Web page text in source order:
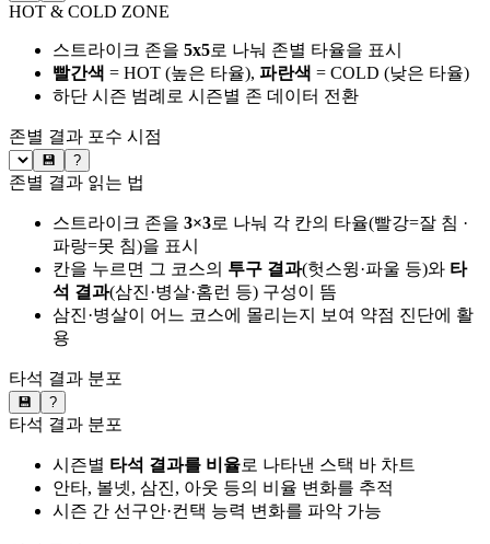
HOT & COLD ZONE
스트라이크 존을 5x5로 나눠 존별 타율을 표시
빨간색 = HOT (높은 타율), 파란색 = COLD (낮은 타율)
하단 시즌 범례로 시즌별 존 데이터 전환
존별 결과 포수 시점
💾 ?
존별 결과 읽는 법
스트라이크 존을 3×3로 나눠 각 칸의 타율(빨강=잘 침 ·
파랑=못 침)을 표시
칸을 누르면 그 코스의 투구 결과(헛스윙·파울 등)와 타
석 결과(삼진·병살·홈런 등) 구성이 뜸
삼진·병살이 어느 코스에 몰리는지 보여 약점 진단에 활
용
타석 결과 분포
💾 ?
타석 결과 분포
시즌별 타석 결과를 비율로 나타낸 스택 바 차트
안타, 볼넷, 삼진, 아웃 등의 비율 변화를 추적
시즌 간 선구안·컨택 능력 변화를 파악 가능